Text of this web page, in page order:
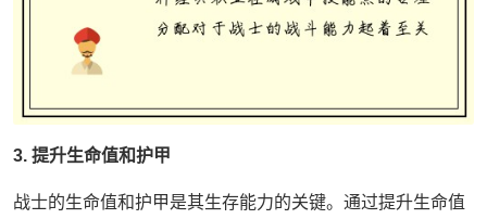
3. 提升生命值和护甲
战士的生命值和护甲是其生存能力的关键。通过提升生命值